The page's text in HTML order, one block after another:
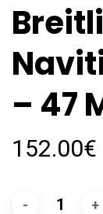
– 47
152.00€